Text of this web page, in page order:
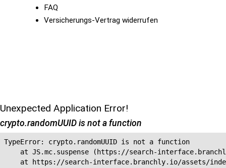
FAQ
Versicherungs-Vertrag widerrufen
Unexpected Application Error!
crypto.randomUUID is not a function
TypeError: crypto.randomUUID is not a function
at JS.mc.suspense (https://search-
at https://search-interface.branchly.io/assets/